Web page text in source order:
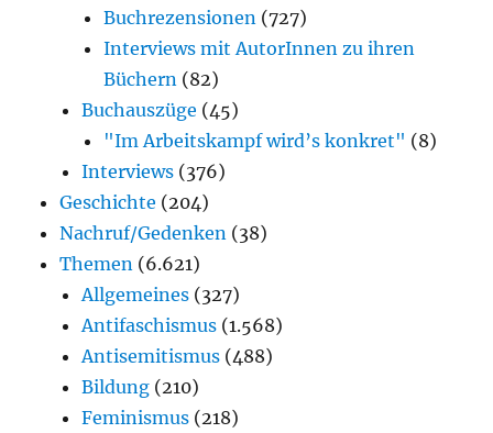
Buchrezensionen (727)
Interviews mit AutorInnen zu ihren
Büchern (82)
Buchauszüge (45)
"Im Arbeitskampf wird’s konkret" (8)
Interviews (376)
Geschichte (204)
Nachruf/Gedenken (38)
Themen (6.621)
Allgemeines (327)
Antifaschismus (1.568)
Antisemitismus (488)
Bildung (210)
Feminismus (218)